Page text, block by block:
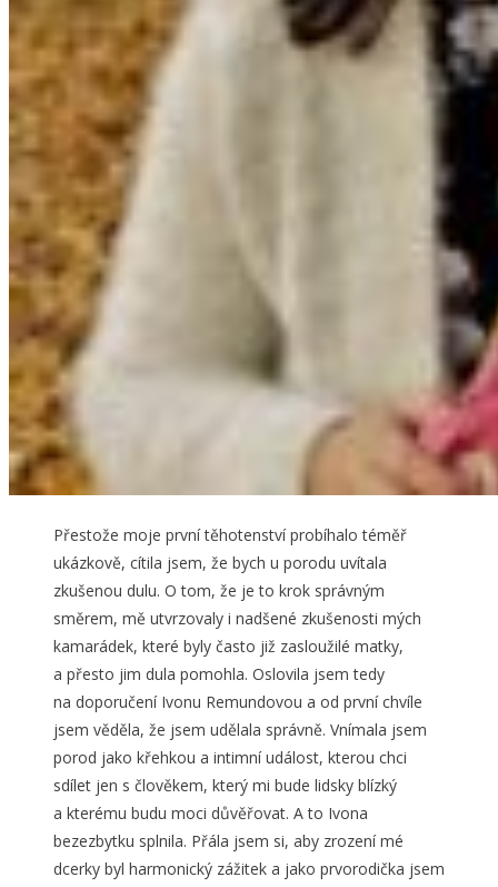
Přestože moje první těhotenství probíhalo téměř
ukázkově, cítila jsem, že bych u porodu uvítala
zkušenou dulu. O tom, že je to krok správným
směrem, mě utvrzovaly i nadšené zkušenosti mých
kamarádek, které byly často již zasloužilé matky,
a přesto jim dula pomohla. Oslovila jsem tedy
na doporučení Ivonu Remundovou a od první chvíle
jsem věděla, že jsem udělala správně. Vnímala jsem
porod jako křehkou a intimní událost, kterou chci
sdílet jen s člověkem, který mi bude lidsky blízký
a kterému budu moci důvěřovat. A to Ivona
bezezbytku splnila. Přála jsem si, aby zrození mé
dcerky byl harmonický zážitek a jako prvorodička jsem